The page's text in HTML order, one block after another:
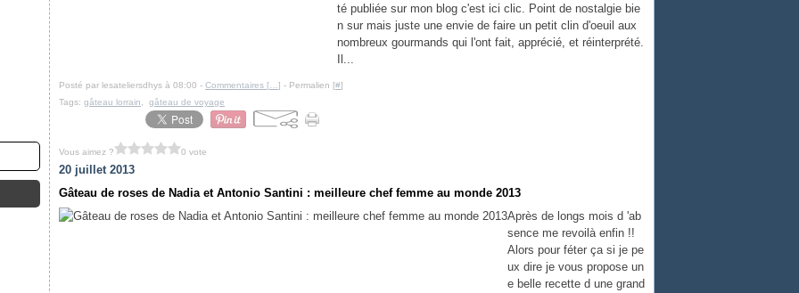
té publiée sur mon blog c'est ici clic. Point de nostalgie bie
n sur mais juste une envie de faire un petit clin d'oeuil aux
nombreux gourmands qui l'ont fait, apprécié, et réinterprété.
Il...
Posté par lesateliersdhys à 08:00 - Commentaires [ ] - Permalien [#]
Tags: gâteau lorrain gâteau de voyage
Vous aimez ? 0 vote
20 juillet 2013
Gâteau de roses de Nadia et Antonio Santini : meilleure chef femme au monde 2013
Après de longs mois d 'ab
sence me revoilà enfin !!
Alors pour féter ça si je pe
ux dire je vous propose un
e belle recette d une grand